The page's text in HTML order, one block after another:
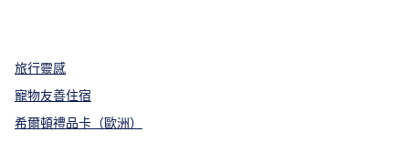
旅行靈感
寵物友善住宿
希爾頓禮品卡（歐洲）